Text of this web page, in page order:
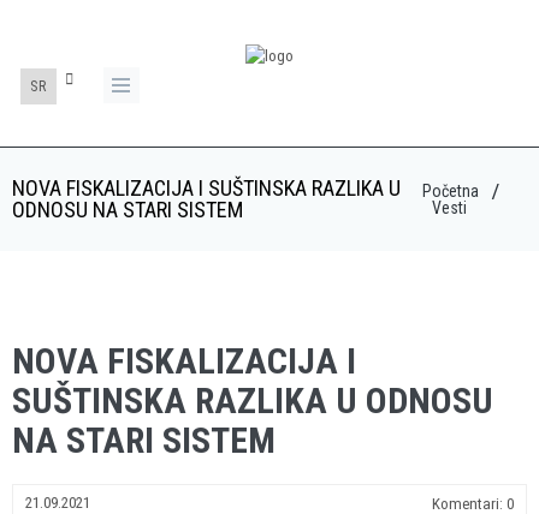
SR
NOVA FISKALIZACIJA I SUŠTINSKA RAZLIKA U
ODNOSU NA STARI SISTEM
Početna
Vesti
NOVA FISKALIZACIJA I
SUŠTINSKA RAZLIKA U ODNOSU
NA STARI SISTEM
21.09.2021 Komentari: 0